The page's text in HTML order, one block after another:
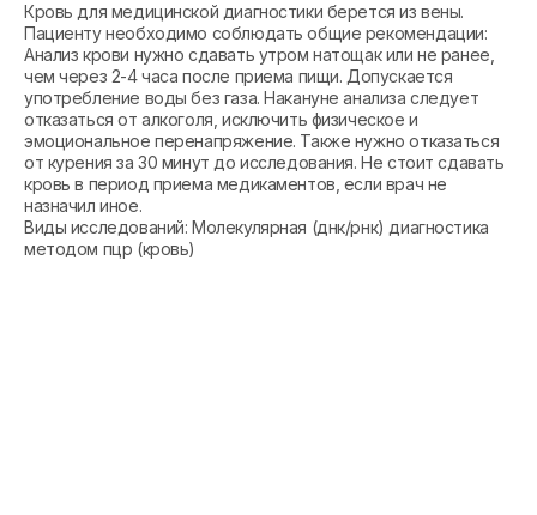
Кровь для медицинской диагностики берется из вены.
Пациенту необходимо соблюдать общие рекомендации:
Анализ крови нужно сдавать утром натощак или не ранее,
чем через 2-4 часа после приема пищи. Допускается
употребление воды без газа. Накануне анализа следует
отказаться от алкоголя, исключить физическое и
эмоциональное перенапряжение. Также нужно отказаться
от курения за 30 минут до исследования. Не стоит сдавать
кровь в период приема медикаментов, если врач не
назначил иное.
Виды исследований: Молекулярная (днк/рнк) диагностика
методом пцр (кровь)